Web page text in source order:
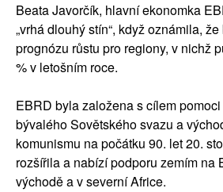
Beata Javorčík, hlavní ekonomka
„vrhá dlouhý stín“, když oznámila,
prognózu růstu pro regiony, v nichž
% v letošním roce.
EBRD byla založena s cílem
bývalého Sovětského svazu a
komunismu na počátku 90. let 20.
rozšířila a nabízí podporu zemím na
východě a v severní Africe.